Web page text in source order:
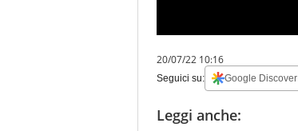
20/07/22 10:16
Seguici su: Google Discover
Leggi anche: